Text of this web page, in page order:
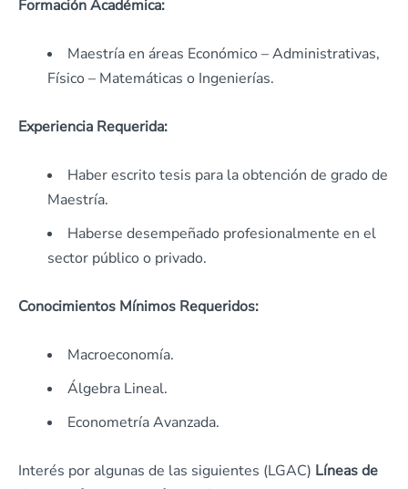
Formación Académica:
Maestría en áreas Económico – Administrativas,
Físico – Matemáticas o Ingenierías.
Experiencia Requerida:
Haber escrito tesis para la obtención de grado de
Maestría.
Haberse desempeñado profesionalmente en el
sector público o privado.
Conocimientos Mínimos Requeridos:
Macroeconomía.
Álgebra Lineal.
Econometría Avanzada.
Interés por algunas de las siguientes (LGAC) Líneas de